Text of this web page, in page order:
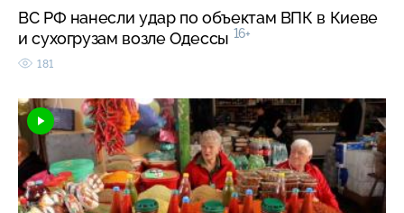
ВС РФ нанесли удар по объектам ВПК в Киеве
и сухогрузам возле Одессы 16+
181